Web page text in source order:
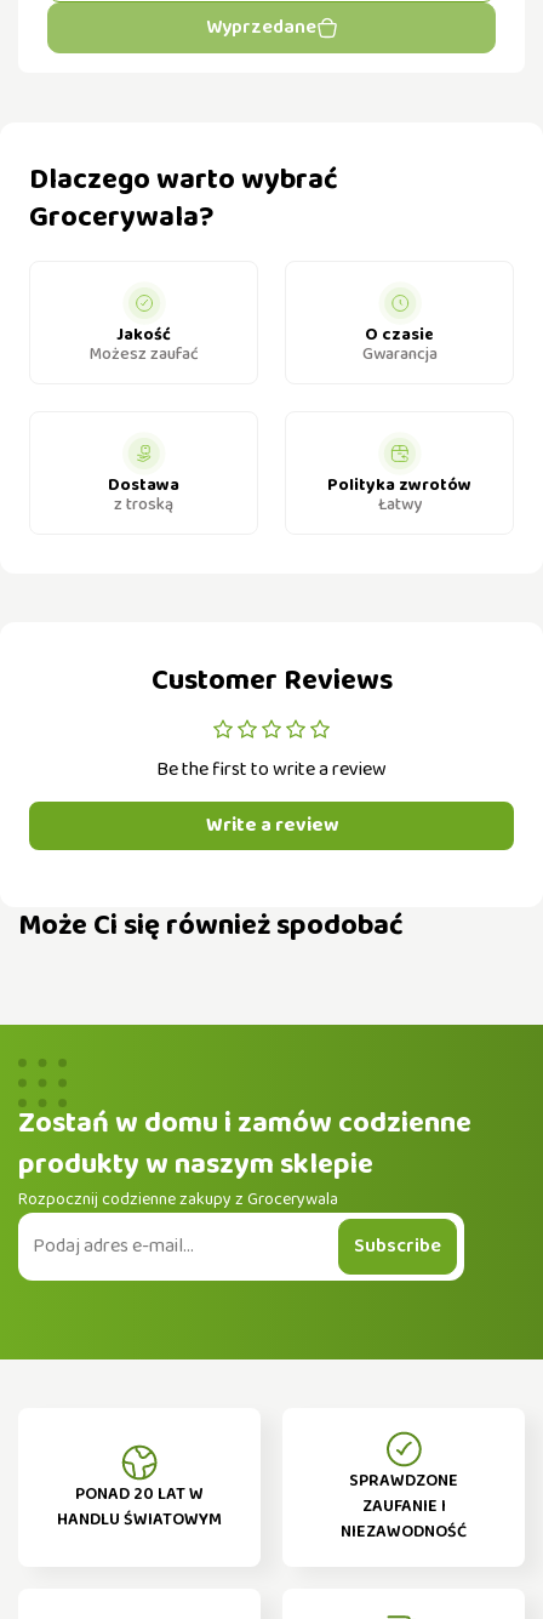
Wyprzedane
Dlaczego warto wybrać
Grocerywala?
Jakość
Możesz zaufać
O czasie
Gwarancja
Dostawa
z troską
Polityka zwrotów
Łatwy
Customer Reviews
Be the first to write a review
Write a review
Może Ci się również spodobać
Zostań w domu i zamów codzienne
produkty w naszym sklepie
Rozpocznij codzienne zakupy z Grocerywala
Subscribe
PONAD 20 LAT W
HANDLU ŚWIATOWYM
SPRAWDZONE
ZAUFANIE I
NIEZAWODNOŚĆ